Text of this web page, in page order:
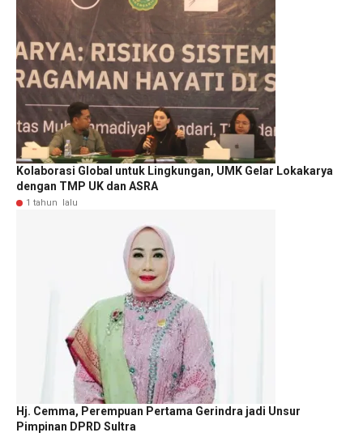
Kolaborasi Global untuk Lingkungan, UMK Gelar Lokakarya
dengan TMP UK dan ASRA
1 tahun lalu
Hj. Cemma, Perempuan Pertama Gerindra jadi Unsur
Pimpinan DPRD Sultra